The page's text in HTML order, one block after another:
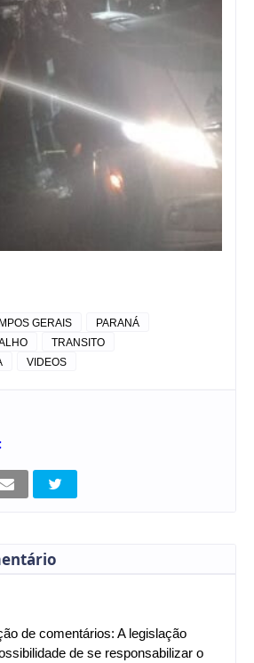
GERAIS
PARANÁ
TRANSITO
VIDEOS
de comentários: A legislação
de se responsabilizar o